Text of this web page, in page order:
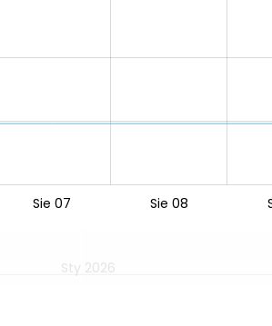
Sie 07 Sie 08
Sty 2026